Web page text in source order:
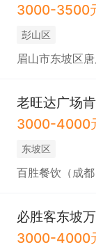
3000-3500
彭山区
眉山市东坡区
老旺达广场
3000-4000
东坡区
百胜餐饮（成
3000-4000